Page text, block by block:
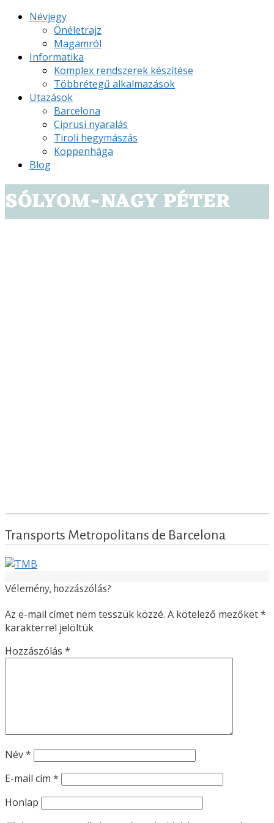
Névjegy
Önéletrajz
Magamról
Informatika
Komplex rendszerek készítése
Többrétegű alkalmazások
Utazások
Barcelona
Ciprusi nyaralás
Tiroli hegymászás
Koppenhága
Blog
SÓLYOM-NAGY PÉTER
Transports Metropolitans de Barcelona
Vélemény, hozzászólás?
Az e-mail címet nem tesszük közzé. A kötelező mezőket*
karakterrel jelöltük
Hozzászólás *
Név*
E-mail cím *
Honlap